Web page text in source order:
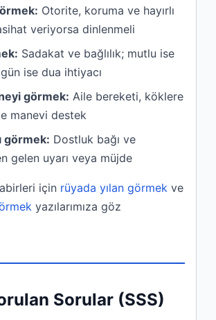
Otorite, koruma ve hayırlı
veriyorsa dinlenmeli
Sadakat ve bağlılık; mutlu ise
ise dua ihtiyacı
görmek: Aile bereketi, köklere
manevi destek
görmek: Dostluk bağı ve
gelen uyarı veya müjde
için rüyada yılan görmek ve
yazılarımıza göz
Sorular (SSS)